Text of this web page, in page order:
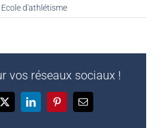
d'athlétisme
vos réseaux sociaux !
X LinkedInPinterestEmail